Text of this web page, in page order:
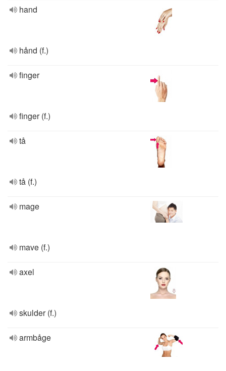
hand
hånd (f.)
finger
finger (f.)
tå
tå (f.)
mage
mave (f.)
axel
skulder (f.)
armbåge